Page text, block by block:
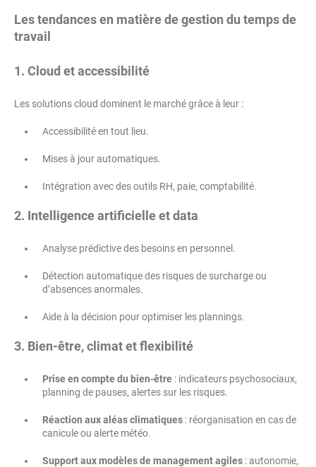
Les tendances en matière de gestion du temps de
travail
1. Cloud et accessibilité
Les solutions cloud dominent le marché grâce à leur :
Accessibilité en tout lieu.
Mises à jour automatiques.
Intégration avec des outils RH, paie, comptabilité.
2. Intelligence artificielle et data
Analyse prédictive des besoins en personnel.
Détection automatique des risques de surcharge ou
d’absences anormales.
Aide à la décision pour optimiser les plannings.
3. Bien-être, climat et flexibilité
Prise en compte du bien-être : indicateurs psychosociaux,
planning de pauses, alertes sur les risques.
Réaction aux aléas climatiques : réorganisation en cas de
canicule ou alerte météo.
Support aux modèles de management agiles : autonomie,